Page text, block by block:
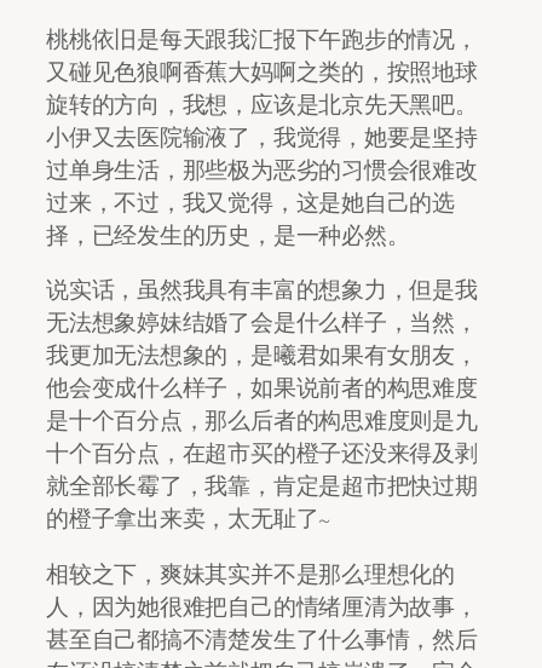
桃桃依旧是每天跟我汇报下午跑步的情况，
又碰见色狼啊香蕉大妈啊之类的，按照地球
旋转的方向，我想，应该是北京先天黑吧。
小伊又去医院输液了，我觉得，她要是坚持
过单身生活，那些极为恶劣的习惯会很难改
过来，不过，我又觉得，这是她自己的选
择，已经发生的历史，是一种必然。
说实话，虽然我具有丰富的想象力，但是我
无法想象婷妹结婚了会是什么样子，当然，
我更加无法想象的，是曦君如果有女朋友，
他会变成什么样子，如果说前者的构思难度
是十个百分点，那么后者的构思难度则是九
十个百分点，在超市买的橙子还没来得及剥
就全部长霉了，我靠，肯定是超市把快过期
的橙子拿出来卖，太无耻了~
相较之下，爽妹其实并不是那么理想化的
人，因为她很难把自己的情绪厘清为故事，
甚至自己都搞不清楚发生了什么事情，然后